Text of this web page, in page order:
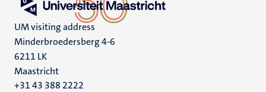
UM visiting address
Minderbroedersberg 4-6
6211 LK
Maastricht
+31 43 388 2222